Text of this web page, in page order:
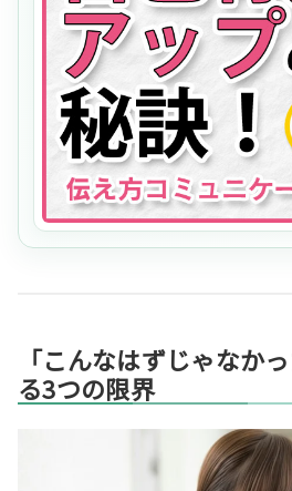
「こんなはずじゃなか
る3つの限界